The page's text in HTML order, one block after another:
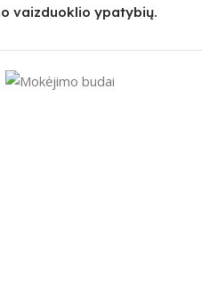
vaizduoklio ypatybių.